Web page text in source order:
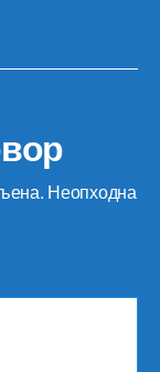
Неопходна